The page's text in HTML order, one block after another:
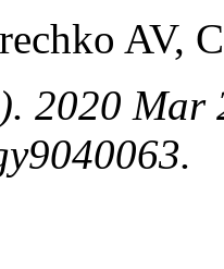
AV,
2020